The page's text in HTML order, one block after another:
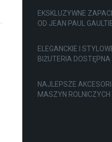
EKSKLUZYWNE
OD JEAN PAUL
ELEGANCKIE I
BIŻUTERIA DOSTĘPNA
NAJLEPSZE
MASZYN ROLNICZYCH